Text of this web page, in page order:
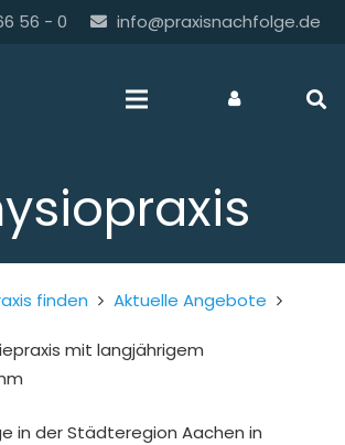
56 - 0 info@praxisnachfolge.de
finden Aktuelle Angebote
mit langjährigem
in der Städteregion Aachen in